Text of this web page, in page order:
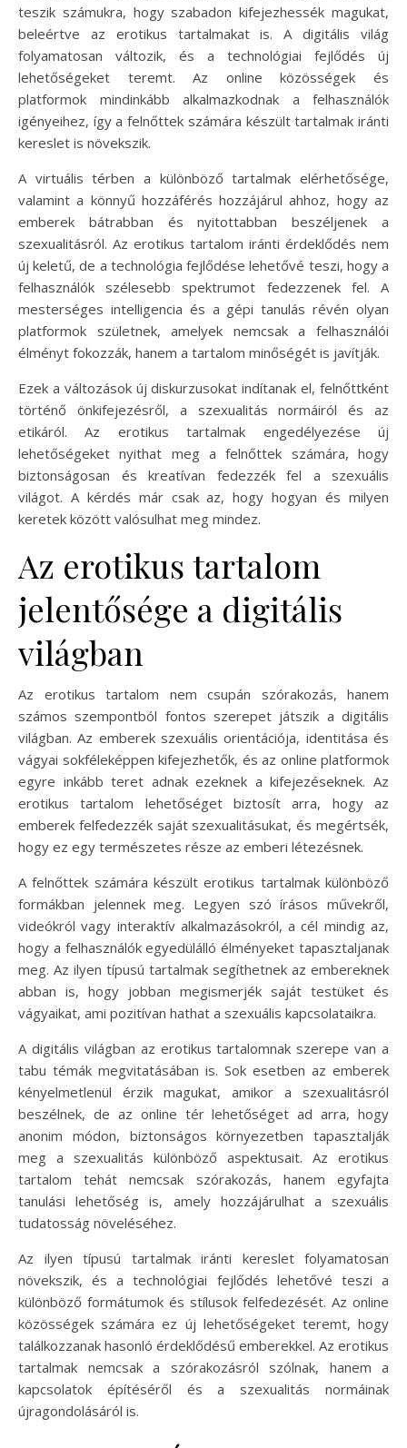
teszik számukra, hogy szabadon kifejezhessék magukat,
beleértve az erotikus tartalmakat is. A digitális világ
folyamatosan változik, és a technológiai fejlődés új
lehetőségeket teremt. Az online közösségek és
platformok mindinkább alkalmazkodnak a felhasználók
igényeihez, így a felnőttek számára készült tartalmak iránti
kereslet is növekszik.
A virtuális térben a különböző tartalmak elérhetősége,
valamint a könnyű hozzáférés hozzájárul ahhoz, hogy az
emberek bátrabban és nyitottabban beszéljenek a
szexualitásról. Az erotikus tartalom iránti érdeklődés nem
új keletű, de a technológia fejlődése lehetővé teszi, hogy a
felhasználók szélesebb spektrumot fedezzenek fel. A
mesterséges intelligencia és a gépi tanulás révén olyan
platformok születnek, amelyek nemcsak a felhasználói
élményt fokozzák, hanem a tartalom minőségét is javítják.
Ezek a változások új diskurzusokat indítanak el, felnőttként
történő önkifejezésről, a szexualitás normáiról és az
etikáról. Az erotikus tartalmak engedélyezése új
lehetőségeket nyithat meg a felnőttek számára, hogy
biztonságosan és kreatívan fedezzék fel a szexuális
világot. A kérdés már csak az, hogy hogyan és milyen
keretek között valósulhat meg mindez.
Az erotikus tartalom
jelentősége a digitális
világban
Az erotikus tartalom nem csupán szórakozás, hanem
számos szempontból fontos szerepet játszik a digitális
világban. Az emberek szexuális orientációja, identitása és
vágyai sokféleképpen kifejezhetők, és az online platformok
egyre inkább teret adnak ezeknek a kifejezéseknek. Az
erotikus tartalom lehetőséget biztosít arra, hogy az
emberek felfedezzék saját szexualitásukat, és megértsék,
hogy ez egy természetes része az emberi létezésnek.
A felnőttek számára készült erotikus tartalmak különböző
formákban jelennek meg. Legyen szó írásos művekről,
videókról vagy interaktív alkalmazásokról, a cél mindig az,
hogy a felhasználók egyedülálló élményeket tapasztaljanak
meg. Az ilyen típusú tartalmak segíthetnek az embereknek
abban is, hogy jobban megismerjék saját testüket és
vágyaikat, ami pozitívan hathat a szexuális kapcsolataikra.
A digitális világban az erotikus tartalomnak szerepe van a
tabu témák megvitatásában is. Sok esetben az emberek
kényelmetlenül érzik magukat, amikor a szexualitásról
beszélnek, de az online tér lehetőséget ad arra, hogy
anonim módon, biztonságos környezetben tapasztalják
meg a szexualitás különböző aspektusait. Az erotikus
tartalom tehát nemcsak szórakozás, hanem egyfajta
tanulási lehetőség is, amely hozzájárulhat a szexuális
tudatosság növeléséhez.
Az ilyen típusú tartalmak iránti kereslet folyamatosan
növekszik, és a technológiai fejlődés lehetővé teszi a
különböző formátumok és stílusok felfedezését. Az online
közösségek számára ez új lehetőségeket teremt, hogy
találkozzanak hasonló érdeklődésű emberekkel. Az erotikus
tartalmak nemcsak a szórakozásról szólnak, hanem a
kapcsolatok építéséről és a szexualitás normáinak
újragondolásáról is.